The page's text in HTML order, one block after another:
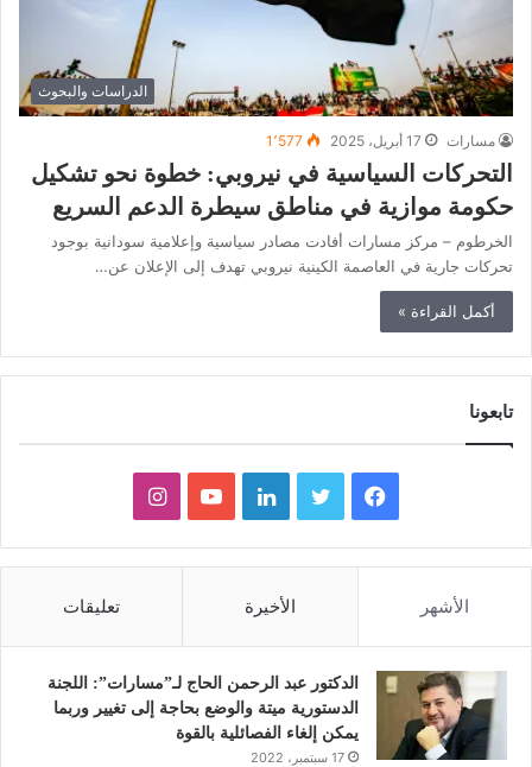
الدراسات والبحوث
مسارات 17 أبريل، 2025 1٬577
التحركات السياسية في نيروبي: خطوة نحو تشكيل
حكومة موازية في مناطق سيطرة الدعم السريع
الخرطوم – مركز مسارات أفادت مصادر سياسية وإعلامية سودانية بوجود
تحركات جارية في العاصمة الكينية نيروبي تهدف إلى الإعلان عن…
أكمل القراءة »
تابعونا
ي
و
ك
و
ر
ي
د
إ
و
و
ب
ن
ق
الأشهر الأخيرة تعليقات
الدكتور عبد الرحمن الحاج لـ”مسارات”: اللجنة
الدستورية ميتة والوضع بحاجة إلى تغيير وربما
يمكن إلغاء الفصائلية بالقوة
17 سبتمبر، 2022